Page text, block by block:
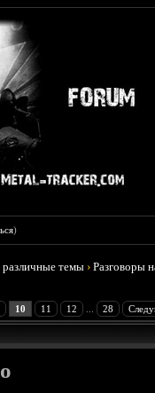
)
различные темы ›Разговоры
10 11 12 28